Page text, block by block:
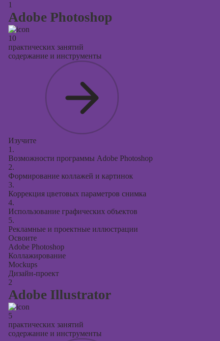
1
Adobe Photoshop
10
практических занятий
содержание и инструменты
Изучите
1.
Возможности программы Adobe Photoshop
2.
Формирование коллажей и картинок
3.
Коррекция цветовых параметров снимка
4.
Использование графических объектов
5.
Рекламные и проектные иллюстрации
Освоите
Adobe Photoshop
Коллажирование
Mockups
Дизайн-проект
2
Adobe Illustrator
5
практических занятий
содержание и инструменты